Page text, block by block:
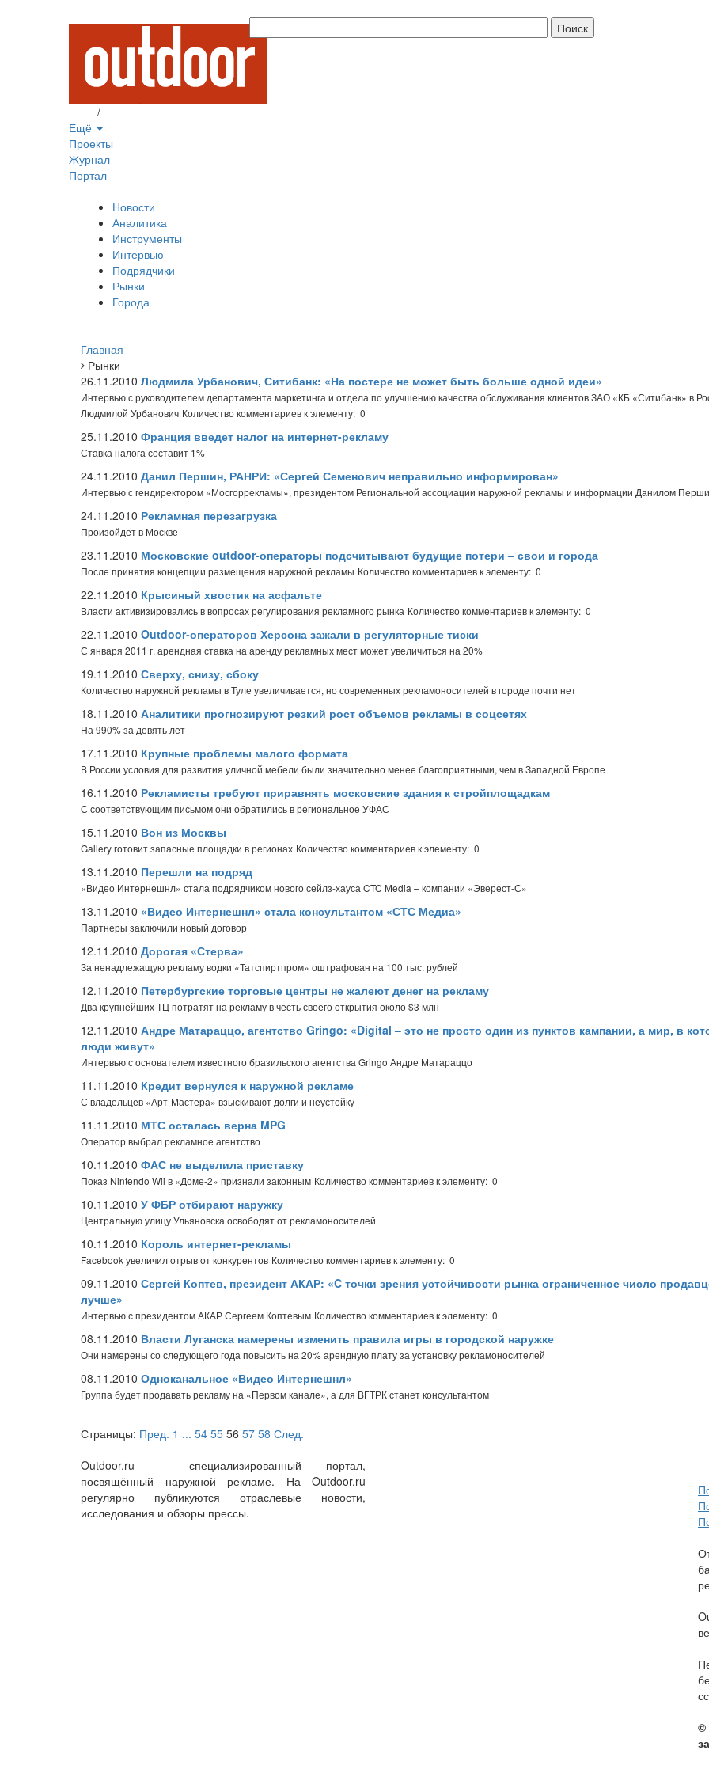
/
Ещё
Проекты
Журнал
Портал
Новости
Аналитика
Инструменты
Интервью
Подрядчики
Рынки
Города
Главная
Рынки
26.11.2010 Людмила Урбанович, Ситибанк: «На постере не может быть больше одной идеи»
Интервью с руководителем департамента маркетинга и отдела по улучшению качества обслуживания клиентов ЗАО «КБ «Ситибанк» в
Людмилой Урбанович Количество комментариев к элементу: 0
25.11.2010 Франция введет налог на интернет-рекламу
Ставка налога составит 1%
24.11.2010 Данил Першин, РАНРИ: «Сергей Семенович неправильно информирован»
Интервью с гендиректором «Мосгоррекламы», президентом Региональной ассоциации наружной рекламы и информации Данилом
24.11.2010 Рекламная перезагрузка
Произойдет в Москве
23.11.2010 Московские outdoor-операторы подсчитывают будущие потери – свои и города
После принятия концепции размещения наружной рекламы Количество комментариев к элементу: 0
22.11.2010 Крысиный хвостик на асфальте
Власти активизировались в вопросах регулирования рекламного рынка Количество комментариев к элементу: 0
22.11.2010 Outdoor-операторов Херсона зажали в регуляторные тиски
С января 2011 г. арендная ставка на аренду рекламных мест может увеличиться на 20%
19.11.2010 Сверху, снизу, сбоку
Количество наружной рекламы в Туле увеличивается, но современных рекламоносителей в городе почти нет
18.11.2010 Аналитики прогнозируют резкий рост объемов рекламы в соцсетях
На 990% за девять лет
17.11.2010 Крупные проблемы малого формата
В России условия для развития уличной мебели были значительно менее благоприятными, чем в Западной Европе
16.11.2010 Рекламисты требуют приравнять московские здания к стройплощадкам
С соответствующим письмом они обратились в региональное УФАС
15.11.2010 Вон из Москвы
Gallery готовит запасные площадки в регионах Количество комментариев к элементу: 0
13.11.2010 Перешли на подряд
«Видео Интернешнл» стала подрядчиком нового сейлз-хауса CTC Media – компании «Эверест-С»
13.11.2010 «Видео Интернешнл» стала консультантом «СТС Медиа»
Партнеры заключили новый договор
12.11.2010 Дорогая «Стерва»
За ненадлежащую рекламу водки «Татспиртпром» оштрафован на 100 тыс. рублей
12.11.2010 Петербургские торговые центры не жалеют денег на рекламу
Два крупнейших ТЦ потратят на рекламу в честь своего открытия около $3 млн
12.11.2010 Андре Матараццо, агентство Gringo: «Digital – это не просто один из пунктов кампании, а мир, в
люди живут»
Интервью с основателем известного бразильского агентства Gringo Андре Матараццо
11.11.2010 Кредит вернулся к наружной рекламе
С владельцев «Арт-Мастера» взыскивают долги и неустойку
11.11.2010 МТС осталась верна MPG
Оператор выбрал рекламное агентство
10.11.2010 ФАС не выделила приставку
Показ Nintendo Wii в «Доме-2» признали законным Количество комментариев к элементу: 0
10.11.2010 У ФБР отбирают наружку
Центральную улицу Ульяновска освободят от рекламоносителей
10.11.2010 Король интернет-рекламы
Facebook увеличил отрыв от конкурентов Количество комментариев к элементу: 0
09.11.2010 Сергей Коптев, президент АКАР: «C точки зрения устойчивости рынка ограниченное число
лучше»
Интервью с президентом АКАР Сергеем Коптевым Количество комментариев к элементу: 0
08.11.2010 Власти Луганска намерены изменить правила игры в городской наружке
Они намерены со следующего года повысить на 20% арендную плату за установку рекламоносителей
08.11.2010 Одноканальное «Видео Интернешнл»
Группа будет продавать рекламу на «Первом канале», а для ВГТРК станет консультантом
Страницы: Пред. 1 ... 54 55 56 57 58 След.
Outdoor.ru – специализированный портал,
посвящённый наружной рекламе. На Outdoor.ru
регулярно публикуются отраслевые новости,
исследования и обзоры прессы.